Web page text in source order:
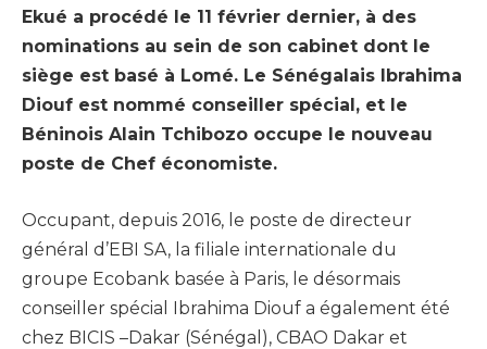
Ekué a procédé le 11 février dernier, à des
nominations au sein de son cabinet dont le
siège est basé à Lomé. Le Sénégalais Ibrahima
Diouf est nommé conseiller spécial, et le
Béninois Alain Tchibozo occupe le nouveau
poste de Chef économiste.
Occupant, depuis 2016, le poste de directeur
général d’EBI SA, la filiale internationale du
groupe Ecobank basée à Paris, le désormais
conseiller spécial Ibrahima Diouf a également été
chez BICIS –Dakar (Sénégal), CBAO Dakar et